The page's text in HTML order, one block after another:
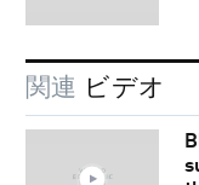
関連 ビデオ